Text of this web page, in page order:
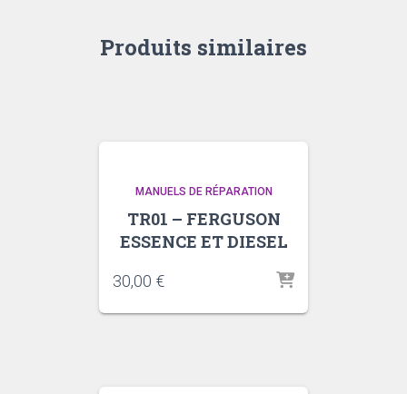
Produits similaires
MANUELS DE RÉPARATION
TR01 – FERGUSON
ESSENCE ET DIESEL
30,00 €